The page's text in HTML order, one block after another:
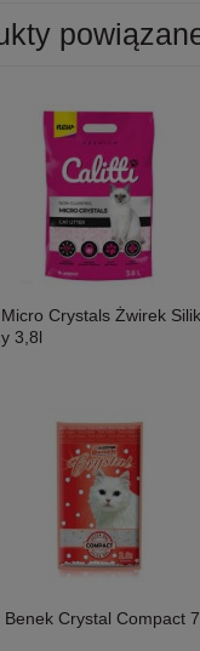
Crystals Żwirek
3,8l
Benek Crystal Compact